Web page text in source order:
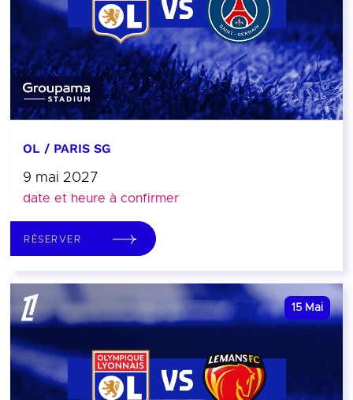
OL / PARIS SG
9 mai 2027
date et heure à confirmer
RÉSERVER
15 Mai